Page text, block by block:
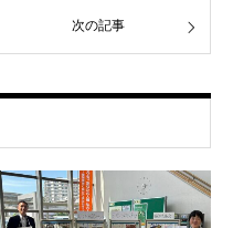
次の記事